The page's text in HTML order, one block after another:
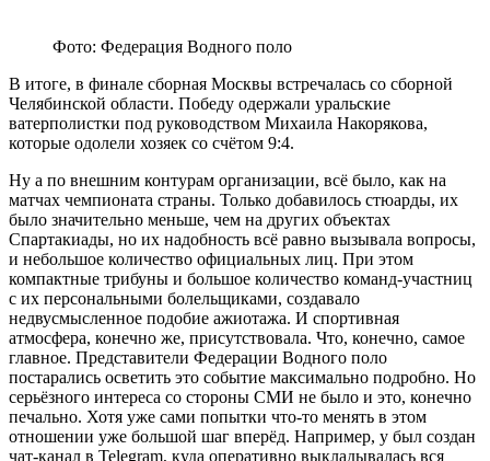
Фото: Федерация Водного поло
В итоге, в финале сборная Москвы встречалась со сборной
Челябинской области. Победу одержали уральские
ватерполистки под руководством Михаила Накорякова,
которые одолели хозяек со счётом 9:4.
Ну а по внешним контурам организации, всё было, как на
матчах чемпионата страны. Только добавилось стюарды, их
было значительно меньше, чем на других объектах
Спартакиады, но их надобность всё равно вызывала вопросы,
и небольшое количество официальных лиц. При этом
компактные трибуны и большое количество команд-участниц
с их персональными болельщиками, создавало
недвусмысленное подобие ажиотажа. И спортивная
атмосфера, конечно же, присутствовала. Что, конечно, самое
главное. Представители Федерации Водного поло
постарались осветить это событие максимально подробно. Но
серьёзного интереса со стороны СМИ не было и это, конечно
печально. Хотя уже сами попытки что-то менять в этом
отношении уже большой шаг вперёд. Например, у был создан
чат-канал в Telegram, куда оперативно выкладывалась вся